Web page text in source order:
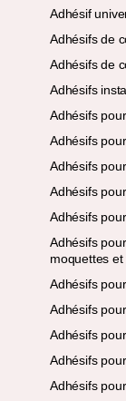
Adhésif
Adhésifs de
Adhésifs de
Adhésifs
Adhésifs
Adhésifs
Adhésifs
Adhésifs
Adhésifs
Adhésifs
moquettes et
Adhésifs
Adhésifs
Adhésifs
Adhésifs
Adhésifs